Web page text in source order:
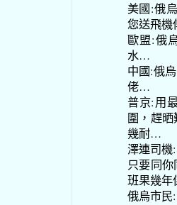
美國:俄
您送飛
歐盟:俄
水…
中國:俄
佬…
普京:用
圍，趕
幾耐…
澤連司機
只要同
班果幾
俄烏市